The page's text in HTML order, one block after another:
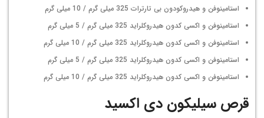
استامینوفن و هیدروکودون بی تارترات 325 میلی گرم / 10 میلی گرم
استامینوفن و اکسی کدون هیدروکلراید 325 میلی گرم / 5 میلی گرم
استامینوفن و اکسی کدون هیدروکلراید 325 میلی گرم / 10 میلی گرم
استامینوفن و اکسی کدون هیدروکلراید 325 میلی گرم / 5 میلی گرم
استامینوفن و اکسی کدون هیدروکلراید 325 میلی گرم / 10 میلی گرم
قرص سیلیکون دی اکسید